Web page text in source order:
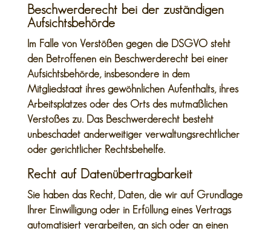
Beschwerde­recht bei der zuständigen
Aufsichts­behörde
Im Falle von Verstößen gegen die DSGVO steht
den Betroffenen ein Beschwerderecht bei einer
Aufsichtsbehörde, insbesondere in dem
Mitgliedstaat ihres gewöhnlichen Aufenthalts, ihres
Arbeitsplatzes oder des Orts des mutmaßlichen
Verstoßes zu. Das Beschwerderecht besteht
unbeschadet anderweitiger verwaltungsrechtlicher
oder gerichtlicher Rechtsbehelfe.
Recht auf Daten­übertrag­barkeit
Sie haben das Recht, Daten, die wir auf Grundlage
Ihrer Einwilligung oder in Erfüllung eines Vertrags
automatisiert verarbeiten, an sich oder an einen